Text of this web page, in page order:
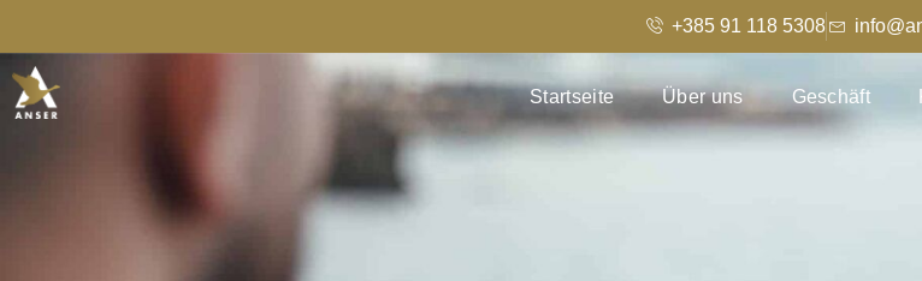
+385 91 118 5308
Startseite Über uns Geschäft